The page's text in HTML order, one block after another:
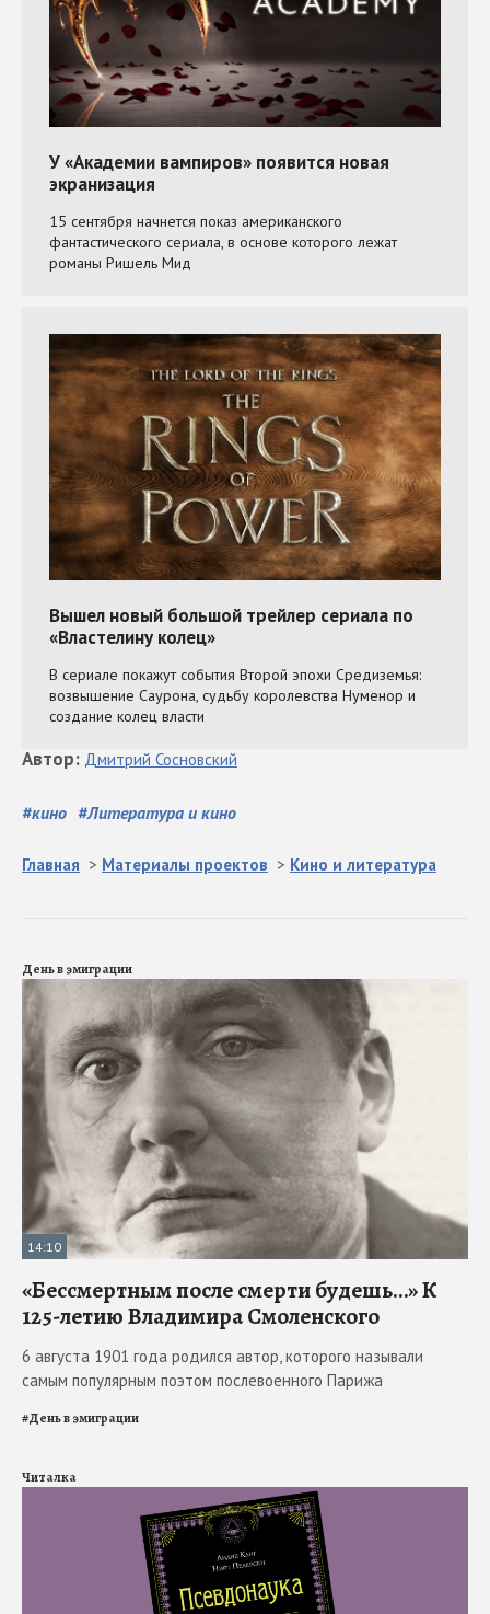
#кино #Литература и кино
Автор: Дмитрий Сосновский
Главная > Материалы проектов > Кино и литература
День в эмиграции
14:10
«Бессмертным после смерти будешь…» К
125-летию Владимира Смоленского
6 августа 1901 года родился автор, которого называли
самым популярным поэтом послевоенного Парижа
#День в эмиграции
Читалка